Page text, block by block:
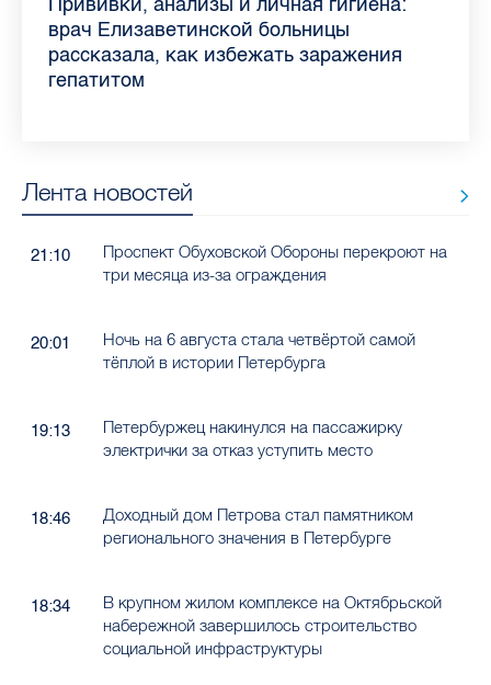
самых цитируемых СМИ Петербурга и
Ленобласти во II квартале 2026 года
врач Елизаветинской больницы
рассказала, как избежать заражения
гепатитом
педиатра для родителей
где самый высокий и самый низкий
конкурс
воспаления ахиллова сухожилия летом
рассказала о возможностях для
работающих родителей
Елизаветинской больницы ответила на
главные вопросы о заболевании
какие напитки можно приготовить дома
в жару
Лента новостей
21:10
Проспект Обуховской Обороны перекроют на
три месяца из-за ограждения
20:01
Ночь на 6 августа стала четвёртой самой
тёплой в истории Петербурга
19:13
Петербуржец накинулся на пассажирку
электрички за отказ уступить место
18:46
Доходный дом Петрова стал памятником
регионального значения в Петербурге
18:34
В крупном жилом комплексе на Октябрьской
набережной завершилось строительство
социальной инфраструктуры